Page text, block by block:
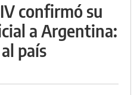
confirmó su
a Argentina:
país